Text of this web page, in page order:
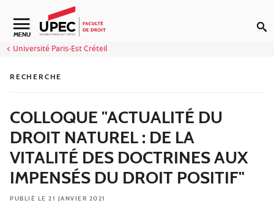
Aller au contenu
Navigation secondaire
MENU
Université Paris-Est Créteil
RECHERCHE
COLLOQUE "ACTUALITÉ DU
DROIT NATUREL : DE LA
VITALITÉ DES DOCTRINES AUX
IMPENSÉS DU DROIT POSITIF"
PUBLIÉ LE 21 JANVIER 2021